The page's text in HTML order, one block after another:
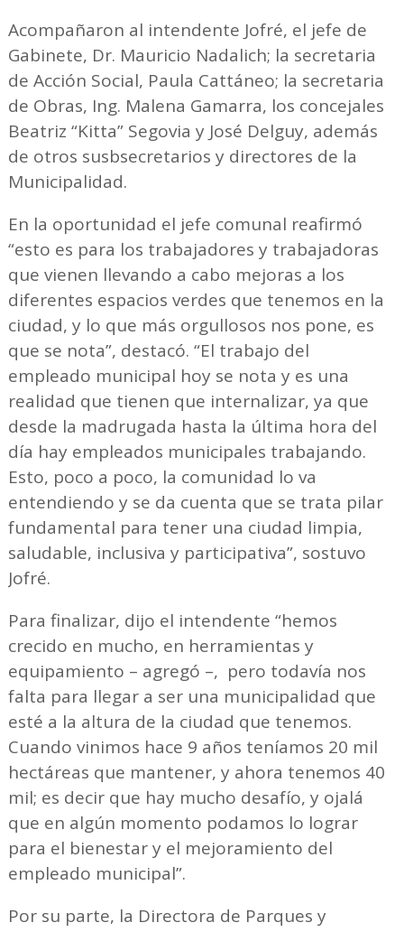
Acompañaron al intendente Jofré, el jefe de
Gabinete, Dr. Mauricio Nadalich; la secretaria
de Acción Social, Paula Cattáneo; la secretaria
de Obras, Ing. Malena Gamarra, los concejales
Beatriz “Kitta” Segovia y José Delguy, además
de otros susbsecretarios y directores de la
Municipalidad.
En la oportunidad el jefe comunal reafirmó
“esto es para los trabajadores y trabajadoras
que vienen llevando a cabo mejoras a los
diferentes espacios verdes que tenemos en la
ciudad, y lo que más orgullosos nos pone, es
que se nota”, destacó. “El trabajo del
empleado municipal hoy se nota y es una
realidad que tienen que internalizar, ya que
desde la madrugada hasta la última hora del
día hay empleados municipales trabajando.
Esto, poco a poco, la comunidad lo va
entendiendo y se da cuenta que se trata pilar
fundamental para tener una ciudad limpia,
saludable, inclusiva y participativa”, sostuvo
Jofré.
Para finalizar, dijo el intendente “hemos
crecido en mucho, en herramientas y
equipamiento – agregó –, pero todavía nos
falta para llegar a ser una municipalidad que
esté a la altura de la ciudad que tenemos.
Cuando vinimos hace 9 años teníamos 20 mil
hectáreas que mantener, y ahora tenemos 40
mil; es decir que hay mucho desafío, y ojalá
que en algún momento podamos lo lograr
para el bienestar y el mejoramiento del
empleado municipal”.
Por su parte, la Directora de Parques y